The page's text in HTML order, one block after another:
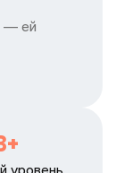
— ей
уровень